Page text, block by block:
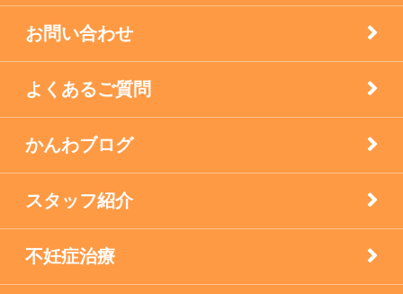
西宮市のお店
逆子の鍼灸
食生活で養う免疫力
お問い合わせ
よくあるご質問
かんわブログ
スタッフ紹介
不妊症治療